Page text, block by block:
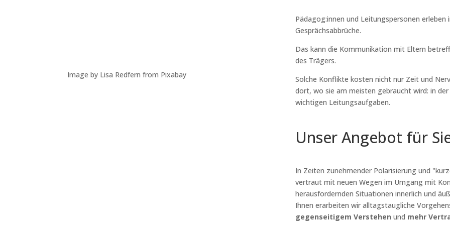
Image by Lisa Redfern from Pixabay
Pädagog:innen und Leitungspersonen
Gesprächsabbrüche.
Das kann die Kommunikation mit Eltern
des Trägers.
Solche Konflikte kosten nicht nur Zeit und
dort, wo sie am meisten gebraucht wird: in
wichtigen Leitungsaufgaben.
Unser Angebot für
In Zeiten zunehmender Polarisierung und
vertraut mit neuen Wegen im Umgang mit
herausfordernden Situationen innerlich und
Ihnen erarbeiten wir alltagstaugliche
gegenseitigem Verstehenund mehr